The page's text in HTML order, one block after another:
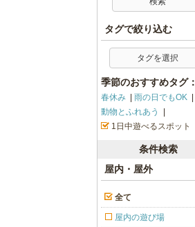
タグで絞り込む
タグを選択
季節のおすすめタグ：
春休み
雨の日でもOK
動物とふれあう
1日中遊べるスポット
条件検索
屋内・屋外
全て
屋内の遊び場